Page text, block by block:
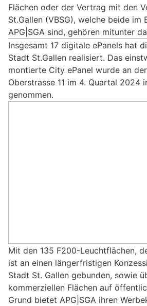
Flächen oder der Vertrag mit den
St.Gallen (VBSG), welche beide im
APG|SGA sind, gehören mitunter
Insgesamt 17 digitale ePanels hat
Stadt St.Gallen realisiert. Das
montierte City ePanel wurde an
Oberstrasse 11 im 4. Quartal 2024
genommen.
Mit den 135 F200-Leuchtflächen,
ist an einen längerfristigen
Stadt St. Gallen gebunden, sowie
kommerziellen Flächen auf
Grund bietet APG|SGA ihren